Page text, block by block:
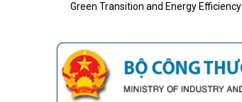
Green Transition and Energy Efficiency